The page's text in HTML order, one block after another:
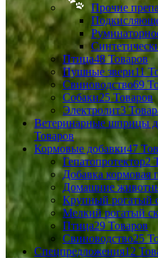
Прочие
Птица48 Товаров
Пушные звери11
Свиноводство69
Собаки25 Товаров
Электролит3
Ветеринарные шприцы
Товаров
Кормовые добавки47
Гепатопротектор2
Добавка кормовая
Домашние
Крупный рогатый
Мелкий рогатый
Птица29 Товаров
Свиноводство25
Спецпредложения12